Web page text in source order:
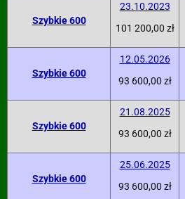
Szybkie 600
23.10.2023
101 200,00 zł
Szybkie 600
12.05.2026
93 600,00 zł
Szybkie 600
21.08.2025
93 600,00 zł
Szybkie 600
25.06.2025
93 600,00 zł